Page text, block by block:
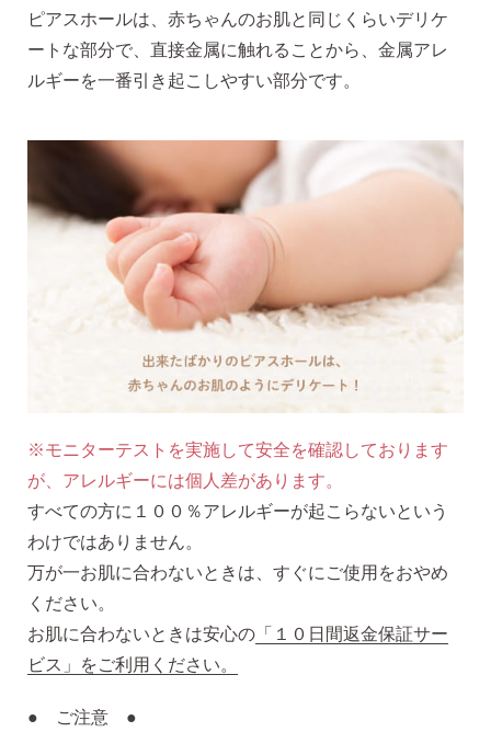
ピアスホールは、赤ちゃんのお肌と同じくらいデリケ
ートな部分で、直接金属に触れることから、金属アレ
ルギーを一番引き起こしやすい部分です。
※モニターテストを実施して安全を確認しております
が、アレルギーには個人差があります。
すべての方に１００％アレルギーが起こらないという
わけではありません。
万が一お肌に合わないときは、すぐにご使用をおやめ
ください。
お肌に合わないときは安心の 「１０日間返金保証サー
ビス」をご利用ください。
● ご注意 ●